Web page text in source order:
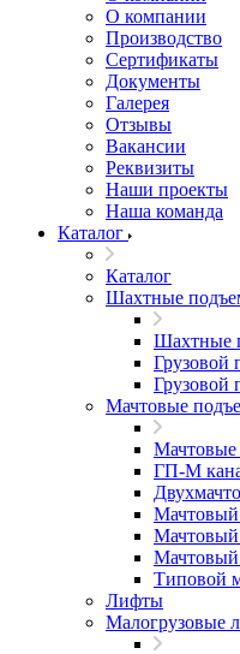
О компании
Производство
Сертификаты
Документы
Галерея
Отзывы
Вакансии
Реквизиты
Наши проекты
Наша команда
Каталог
Каталог
Шахтные
Шахтные
Грузовой
Грузовой
Мачтовые
Мачтовые
ГП-М
Типовой
Лифты
Малогрузовые